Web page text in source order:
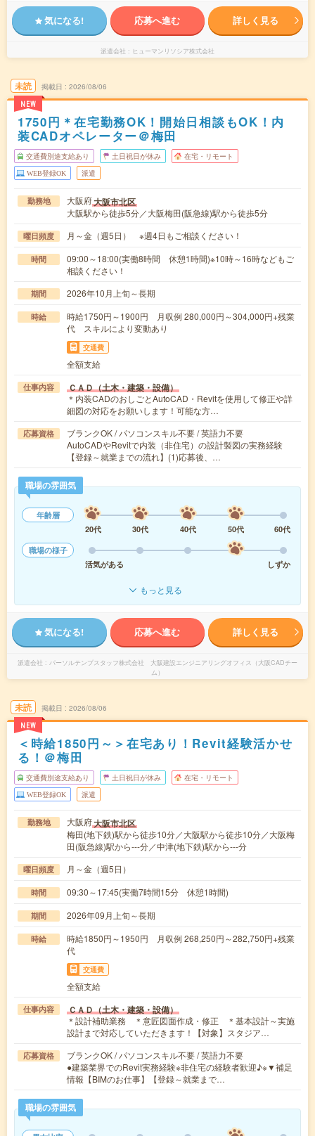
気になる! 応募へ進む 詳しく見る
派遣会社 ヒューマンリソシア株式会社
未読
NEW
掲載日 2026/08/06
1750円＊在宅勤務OK！開始日相談もOK！内
装CADオペレーター＠梅田
交通費別途支給あり 土日祝日が休み 在宅・リモート
WEB登録OK 派遣
勤務地 大阪府大阪市北区
大阪駅から徒歩5分／大阪梅田(阪急線)駅から徒歩5分
曜日頻度 月～金（週5日） ※週4日もご相談ください！
時間
09:00～18:00(実働8時間 休憩1時間)※10時～16時などもご
相談ください！
期間 2026年10月上旬～長期
時給
時給1750円～1900円 月収例 280,000円～304,000円+残業
代 スキルにより変動あり
交通費
全額支給
仕事内容 ＣＡＤ（土木・建築・設備）
＊内装CADのおしごとAutoCAD・Revitを使用して修正や詳
細図の対応をお願いします！可能な方…
応募資格
ブランクOK / パソコンスキル不要 / 英語力不要
AutoCADやRevitで内装（非住宅）の設計製図の実務経験
【登録～就業までの流れ】(1)応募後、…
職場の雰囲気
年齢層
20代
30代 40代 50代
60代
職場の様子
活気がある
しずか
もっと見る
気になる! 応募へ進む 詳しく見る
派遣会社
パーソルテンプスタッフ株式会社 大阪建設エンジニアリングオフィス（大阪CADチー
ム）
未読
NEW
掲載日 2026/08/06
＜時給1850円～＞在宅あり！Revit経験活かせ
る！＠梅田
交通費別途支給あり 土日祝日が休み 在宅・リモート
WEB登録OK 派遣
勤務地 大阪府大阪市北区
梅田(地下鉄)駅から徒歩10分／大阪駅から徒歩10分／大阪梅
田(阪急線)駅から---分／中津(地下鉄)駅から---分
曜日頻度 月～金（週5日）
時間 09:30～17:45(実働7時間15分 休憩1時間)
期間 2026年09月上旬～長期
時給
時給1850円～1950円 月収例 268,250円～282,750円+残業
代
交通費
全額支給
仕事内容 ＣＡＤ（土木・建築・設備）
＊設計補助業務 ＊意匠図面作成・修正 ＊基本設計～実施
設計まで対応していただきます！【対象】スタジア…
応募資格
ブランクOK / パソコンスキル不要 / 英語力不要
●建築業界でのRevit実務経験※非住宅の経験者歓迎♪※▼補足
情報【BIMのお仕事】【登録～就業まで…
職場の雰囲気